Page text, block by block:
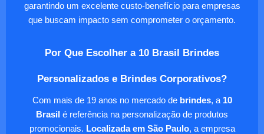
garantindo um excelente custo-benefício para empresas
que buscam impacto sem comprometer o orçamento.
Por Que Escolher a 10 Brasil Brindes
Personalizados e Brindes Corporativos?
Com mais de 19 anos no mercado de brindes, a 10
Brasil é referência na personalização de produtos
promocionais. Localizada em São Paulo, a empresa